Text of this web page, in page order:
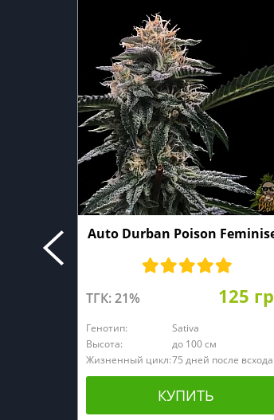
Auto Durban Poison
ТГК: 21% 125
Генотип:
Sativa
Высота:
до 100 см
Жизненный цикл:75 дней после всхода
КУПИТЬ